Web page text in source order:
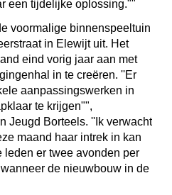
een tijdelijke oplossing.""
voormalige binnenspeeltuin
in Elewijt uit. Het
eind vorig jaar aan met
in te creëren. ''Er
aanpassingswerken in
te krijgen"",
Jeugd Borteels. ''Ik verwacht
maand haar intrek in kan
leden er twee avonden per
de nieuwbouw in de